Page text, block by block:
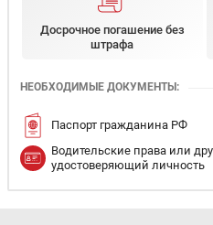
Досрочное погашение без
штрафа
НЕОБХОДИМЫЕ ДОКУМЕНТЫ:
Паспорт гражданина РФ
Водительские права или
удостоверяющий личность